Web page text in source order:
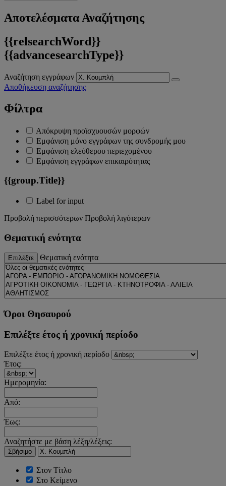
Αποτελέσματα Αναζήτησης
{{relsearchWord}}
{{advancesearchType}}
Αναζήτηση εγγράφων
Αποθήκευση αναζήτησης
Φίλτρα
Απόκρυψη προϊσχυουσών μορφών
Εμφάνιση μόνο εγγράφων της συνδρομής μου
Εμφάνιση ελεύθερου περιεχομένου
Εμφάνιση εγγράφων επικαιρότητας
{{group.Title}}
Label for input
Προβολή περισσότερων Προβολή λιγότερων
Θεματική ενότητα
Επιλέξτε Θεματική ενότητα
Όροι Θησαυρού
Επιλέξτε έτος ή χρονική περίοδο
Επιλέξτε έτος ή χρονική περίοδο
Έτος:
Ημερομηνία:
Από:
Έως:
Αναζητήστε με βάση λέξη/λέξεις:
Σβήσιμο
Στον Τίτλο
Στο Κείμενο